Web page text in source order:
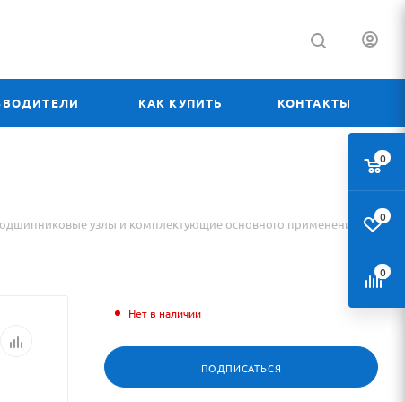
КАК КУПИТЬ КОНТАКТЫ
узлы и комплектующие основного применения
Нет в наличии
ПОДПИСАТЬСЯ
0
0
0